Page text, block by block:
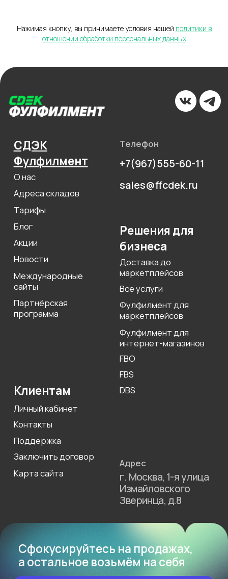
Нажимая кнопку, вы принимаете условия нашей политики в
отношении обработки персональных данных